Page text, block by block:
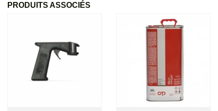
PRODUITS ASSOCIÉS